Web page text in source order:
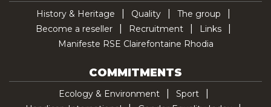
History & Heritage Quality
The group
Become a reseller
Recruitment
Links
Manifeste RSE Clairefontaine Rhodia
COMMITMENTS
Ecology & Environment
Sport